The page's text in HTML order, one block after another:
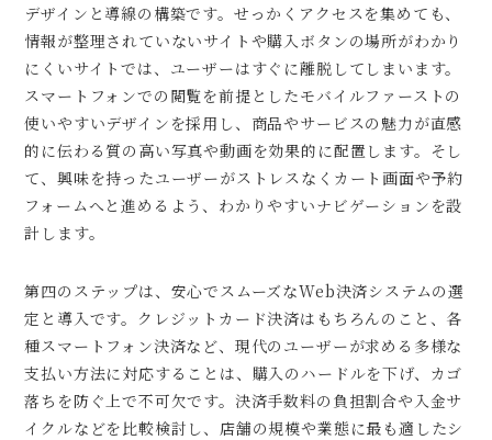
デザインと導線の構築です。せっかくアクセスを集めても、
情報が整理されていないサイトや購入ボタンの場所がわかり
にくいサイトでは、ユーザーはすぐに離脱してしまいます。
スマートフォンでの閲覧を前提としたモバイルファーストの
使いやすいデザインを採用し、商品やサービスの魅力が直感
的に伝わる質の高い写真や動画を効果的に配置します。そし
て、興味を持ったユーザーがストレスなくカート画面や予約
フォームへと進めるよう、わかりやすいナビゲーションを設
計します。
第四のステップは、安心でスムーズなWeb決済システムの選
定と導入です。クレジットカード決済はもちろんのこと、各
種スマートフォン決済など、現代のユーザーが求める多様な
支払い方法に対応することは、購入のハードルを下げ、カゴ
落ちを防ぐ上で不可欠です。決済手数料の負担割合や入金サ
イクルなどを比較検討し、店舗の規模や業態に最も適したシ